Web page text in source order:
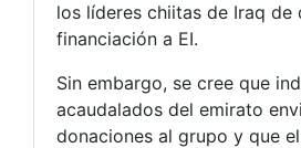
los líderes chiitas de Iraq de
financiación a EI.
Sin embargo, se cree que
acaudalados del emirato
donaciones al grupo y que